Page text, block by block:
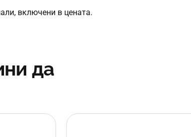
включени в цената.
да